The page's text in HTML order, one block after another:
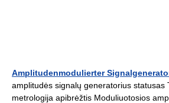
Amplitudenmodulierter
amplitudės signalų generatorius statusas
metrologija apibrėžtis Moduliuotosios